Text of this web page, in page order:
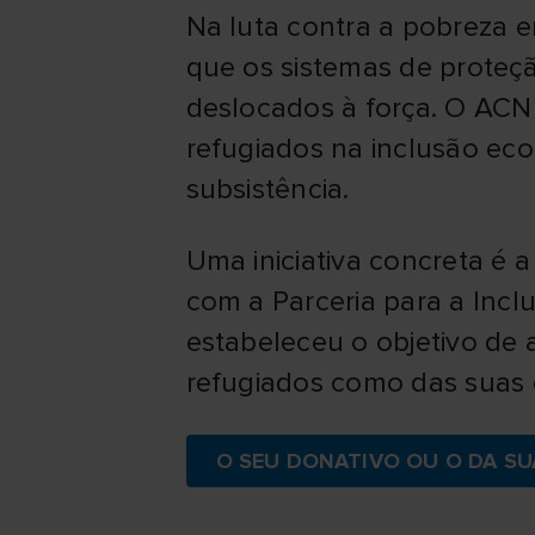
Na luta contra a pobreza
que os sistemas de
deslocados à força. O
refugiados na inclusão
subsistência.
Uma iniciativa concreta é
com a Parceria para a
estabeleceu o objetivo de
refugiados como das
O SEU DONATIVO OU O DA